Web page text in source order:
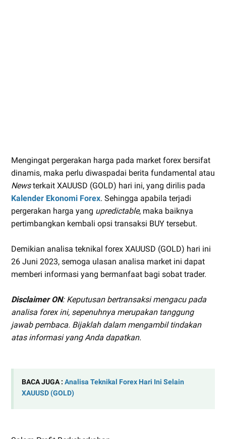
Mengingat pergerakan harga pada market forex bersifat
dinamis, maka perlu diwaspadai berita fundamental atau
Newsterkait XAUUSD (GOLD) hari ini, yang dirilis pada
Kalender Ekonomi Forex. Sehingga apabila terjadi
pergerakan harga yang upredictable, maka baiknya
pertimbangkan kembali opsi transaksi BUY tersebut.
Demikian analisa teknikal forex XAUUSD (GOLD) hari ini
26 Juni 2023, semoga ulasan analisa market ini dapat
memberi informasi yang bermanfaat bagi sobat trader.
Disclaimer ON: Keputusan bertransaksi mengacu pada
analisa forex ini, sepenuhnya merupakan tanggung
jawab pembaca. Bijaklah dalam mengambil tindakan
atas informasi yang Anda dapatkan.
BACA JUGA : Analisa Teknikal Forex Hari Ini Selain
XAUUSD (GOLD)